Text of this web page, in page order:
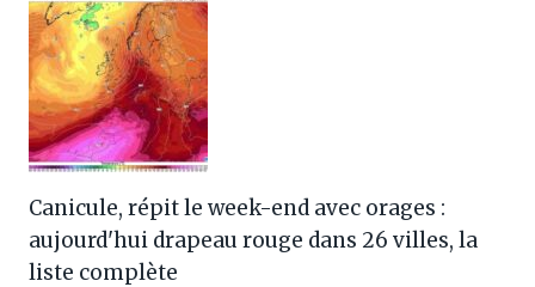
Canicule, répit le week-end avec orages :
aujourd'hui drapeau rouge dans 26 villes, la
liste complète